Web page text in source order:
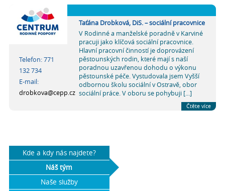
Telefon: 771
132 734
E-mail:
drobkova@cepp.cz
Taťána Drobková, DiS. – sociální pracovnice
V Rodinné a manželské poradně v Karviné
pracuji jako klíčová sociální pracovnice.
Hlavní pracovní činností je doprovázení
pěstounských rodin, které mají s naší
poradnou uzavřenou dohodu o výkonu
pěstounské péče. Vystudovala jsem Vyšší
odbornou školu sociální v Ostravě, obor
sociální práce. V oboru se pohybuji [...]
Čtěte více
Kde a kdy nás najdete?
Náš tým
Naše služby